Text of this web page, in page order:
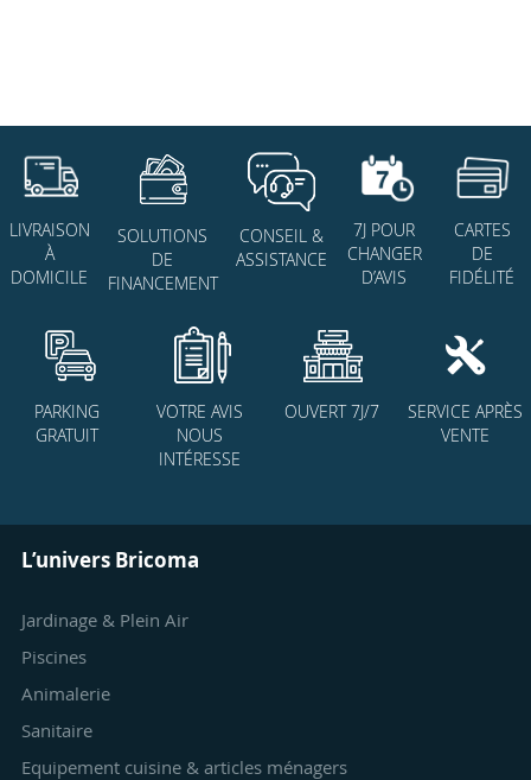
LIVRAISON
À
DOMICILE
SOLUTIONS
DE
FINANCEMENT
CONSEIL &
ASSISTANCE
7J POUR
CHANGER
D’AVIS
CARTES
DE
FIDÉLITÉ
PARKING
GRATUIT
VOTRE AVIS
NOUS
INTÉRESSE
OUVERT 7J/7
SERVICE APRÈS
VENTE
L’univers Bricoma
Jardinage & Plein Air
Piscines
Animalerie
Sanitaire
Equipement cuisine & articles ménagers